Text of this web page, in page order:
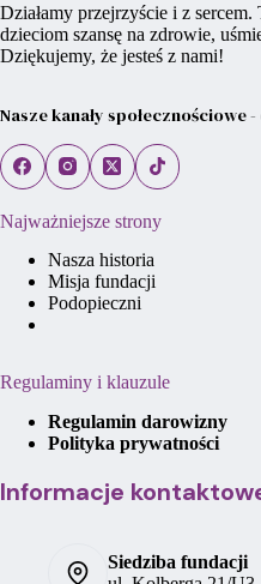
Działamy przejrzyście i z
dzieciom szansę na zdrowie,
Dziękujemy, że jesteś z nami!
Nasze kanały społecznościowe
Najważniejsze strony
Nasza historia
Misja fundacji
Podopieczni
Regulaminy i klauzule
Regulamin darowizny
Polityka prywatności
Informacje
Siedziba fundacji